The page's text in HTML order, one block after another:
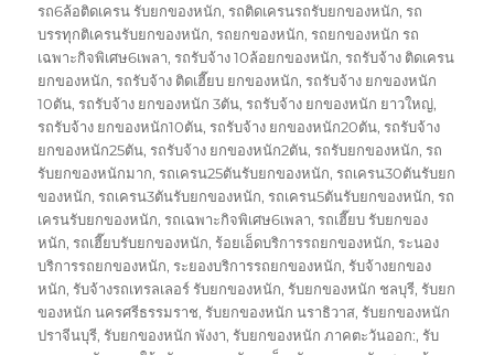
รถ6ล้อติดเครน รับยกของหนัก,รถติดเครนรถรับยกของหนัก,รถ
บรรทุกติเครนรับยกของหนัก,รถยกของหนัก,รถยกของหนัก รถ
เฉพาะกิจพิเศษ6เพลา,รถรับจ้าง 10ล้อยกของหนัก,รถรับจ้าง ติดเครน
ยกของหนัก,รถรับจ้าง ติดเฮี๊ยบ ยกของหนัก,รถรับจ้าง ยกของหนัก
10ตัน,รถรับจ้าง ยกของหนัก 3ตัน,รถรับจ้าง ยกของหนัก ยาวใหญ่,
รถรับจ้าง ยกของหนัก10ตัน,รถรับจ้าง ยกของหนัก20ตัน,รถรับจ้าง
ยกของหนัก25ตัน,รถรับจ้าง ยกของหนัก2ตัน,รถรับยกของหนัก,รถ
รับยกของหนักมาก,รถเครน25ตันรับยกของหนัก,รถเครน30ตันรับยก
ของหนัก,รถเครน3ตันรับยกของหนัก,รถเครน5ตันรับยกของหนัก,รถ
เครนรับยกของหนัก,รถเฉพาะกิจพิเศษ6เพลา,รถเฮี๊ยบ รับยกของ
หนัก,รถเฮี๊ยบรับยกของหนัก,ร้อยเอ็ดบริการรถยกของหนัก,ระนอง
บริการรถยกของหนัก,ระยองบริการรถยกของหนัก,รับจ้างยกของ
หนัก,รับจ้างรถเทรลเลอร์ รับยกของหนัก,รับยกของหนัก ชลบุรี,รับยก
ของหนัก นครศรีธรรมราช,รับยกของหนัก นราธิวาส,รับยกของหนัก
ปราจีนบุรี,รับยกของหนัก พังงา,รับยกของหนัก ภาคตะวันออก:,รับ